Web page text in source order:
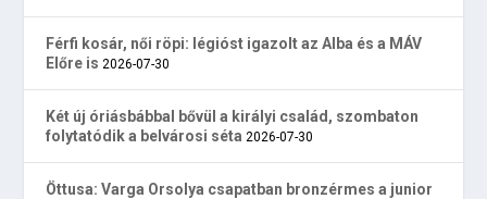
Férfi kosár, női röpi: légióst igazolt az Alba és a MÁV
Előre is 2026-07-30
Két új óriásbábbal bővül a királyi család, szombaton
folytatódik a belvárosi séta 2026-07-30
Öttusa: Varga Orsolya csapatban bronzérmes a junior